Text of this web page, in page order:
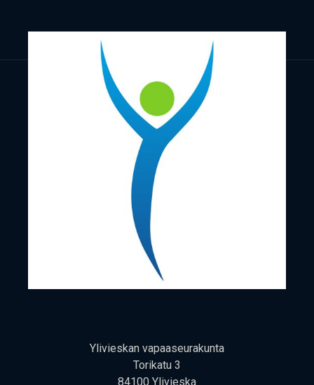
Yli­vies­kan vapaaseurakunta
Tori­ka­tu 3
84100 Ylivieska